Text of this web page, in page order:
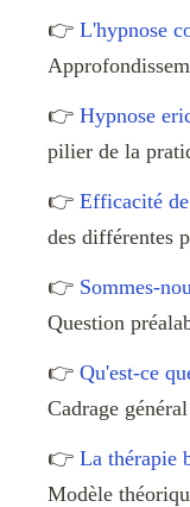
👉 L'hypnose
👉 Hypnose
pilier de la
👉 Efficacité
des différentes
👉 Sommes-
Question
👉 Qu'est-ce
Cadrage général
👉 La thérapie
Modèle